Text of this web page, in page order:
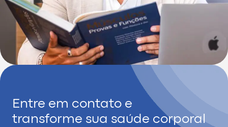
Entre em contato e
transforme sua saúde corporal